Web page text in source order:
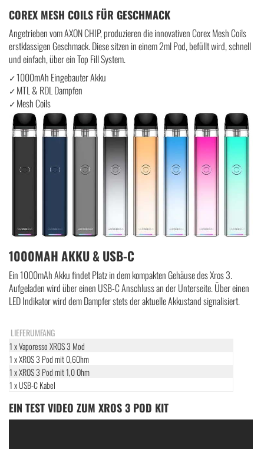
COREX MESH COILS FÜR GESCHMACK
Angetrieben vom AXON CHIP, produzieren die innovativen Corex Mesh Coils
erstklassigen Geschmack. Diese sitzen in einem 2ml Pod, befüllt wird, schnell
und einfach, über ein Top Fill System.
✓1000mAh Eingebauter Akku
✓MTL & RDL Dampfen
✓Mesh Coils
1000MAH AKKU & USB-C
Ein 1000mAh Akku findet Platz in dem kompakten Gehäuse des Xros 3.
Aufgeladen wird über einen USB-C Anschluss an der Unterseite. Über einen
LED Indikator wird dem Dampfer stets der aktuelle Akkustand signalisiert.
LIEFERUMFANG
1 x Vaporesso XROS 3 Mod
1 x XROS 3 Pod mit 0,6Ohm
1 x XROS 3 Pod mit 1,0 Ohm
1 x USB-C Kabel
EIN TEST VIDEO ZUM XROS 3 POD KIT